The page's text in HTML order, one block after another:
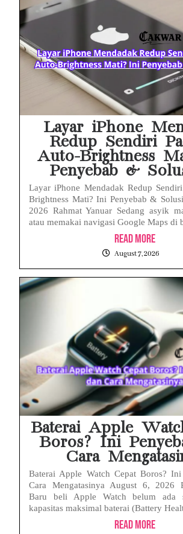
Layar iPhone
Redup Sendiri
Auto-Brightness
Penyebab &
Layar iPhone Mendadak Redup
Brightness Mati? Ini Penyebab &
2026 Rahmat Yanuar Sedang asyik
atau memakai navigasi Google Maps di
Read More
August 7, 2026
Baterai Apple
Boros? Ini
Cara
Baterai Apple Watch Cepat Boros? Ini
Cara Mengatasinya August 6, 2026
Baru beli Apple Watch belum ada
kapasitas maksimal baterai (Battery
Read More